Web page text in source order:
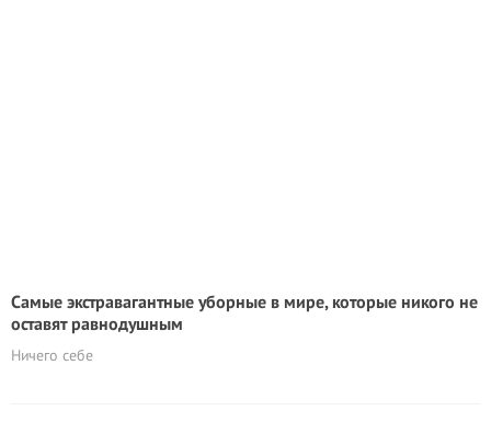
Самые экстравагантные уборные в мире, которые никого не
оставят равнодушным
Ничего себе